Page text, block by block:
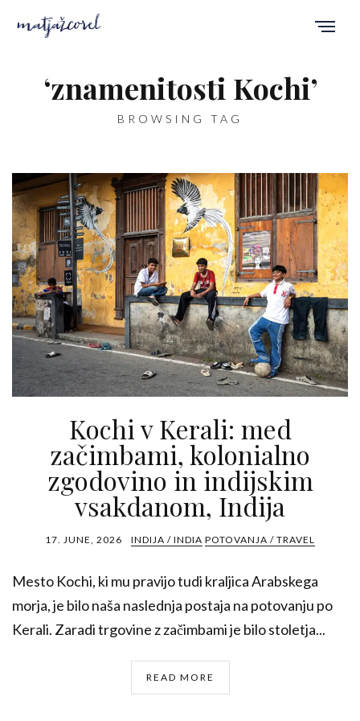
‘znamenitosti Kochi’
BROWSING TAG
Kochi v Kerali: med
začimbami, kolonialno
zgodovino in indijskim
vsakdanom, Indija
17. JUNE, 2026 INDIJA / INDIA POTOVANJA / TRAVEL
Mesto Kochi, ki mu pravijo tudi kraljica Arabskega
morja, je bilo naša naslednja postaja na potovanju po
Kerali. Zaradi trgovine z začimbami je bilo stoletja...
READ MORE